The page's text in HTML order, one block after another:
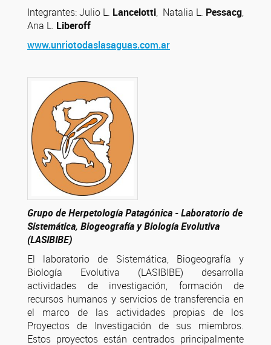
Integrantes: Julio L. Lancelotti, Natalia L. Pessacg,
Ana L. Liberoff
www.unriotodaslasaguas.com.ar
Grupo de Herpetología Patagónica - Laboratorio de
Sistemática, Biogeografía y Biología Evolutiva
(LASIBIBE)
El laboratorio de Sistemática, Biogeografía y
Biología Evolutiva (LASIBIBE) desarrolla
actividades de investigación, formación de
recursos humanos y servicios de transferencia en
el marco de las actividades propias de los
Proyectos de Investigación de sus miembros.
Estos proyectos están centrados principalmente